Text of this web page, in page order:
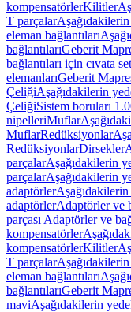
kompensatörlerKilitler
T parçalarAşağıdakilerin
eleman bağlantıları
bağlantılarıGeberit
bağlantıları için cıvata
elemanlarıGeberit
ÇeliğiAşağıdakilerin
ÇeliğiSistem boruları
nipelleriMuflar
MuflarRedüksiyonlar
RedüksiyonlarDirsekler
parçalarAşağıdakilerin
parçalarAşağıdakilerin
adaptörlerAşağıdakilerin
adaptörlerAdaptörler ve
parçası Adaptörler ve
kompensatörler
kompensatörlerKilitler
T parçalarAşağıdakilerin
eleman bağlantıları
bağlantılarıGeberit
maviAşağıdakilerin